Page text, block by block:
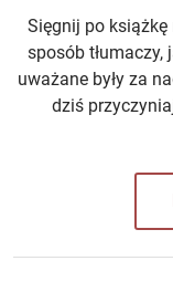
Sięgnij po
sposób tłumaczy,
uważane były za
dziś